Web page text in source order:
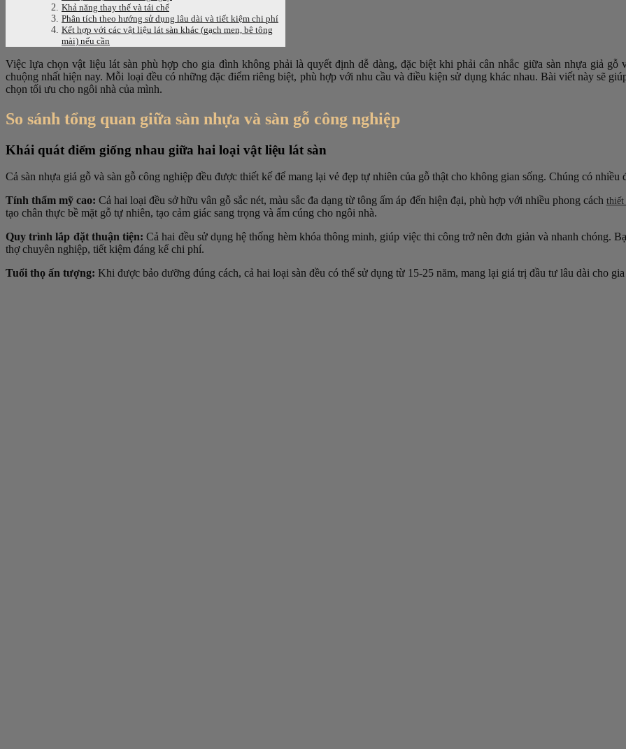
Khả năng thay thế và tái chế
Phân tích theo hướng sử dụng lâu dài và tiết kiệm chi phí
Kết hợp với các vật liệu lát sàn khác (gạch men, bê tông
mài) nếu cần
Việc lựa chọn vật liệu lát sàn phù hợp cho gia đình không phải là quyết định dễ dàng, đặc biệt khi phải cân nhắc giữa sàn nhựa giả
chuộng nhất hiện nay. Mỗi loại đều có những đặc điểm riêng biệt, phù hợp với nhu cầu và điều kiện sử dụng khác nhau. Bài viết này sẽ
chọn tối ưu cho ngôi nhà của mình.
So sánh tổng quan giữa sàn nhựa và sàn gỗ công nghiệp
Khái quát điểm giống nhau giữa hai loại vật liệu lát sàn
Cả sàn nhựa giả gỗ và sàn gỗ công nghiệp đều được thiết kế để mang lại vẻ đẹp tự nhiên của gỗ thật cho không gian sống. Chúng có nhiều
Tính thẩm mỹ cao: Cả hai loại đều sở hữu vân gỗ sắc nét, màu sắc đa dạng từ tông ấm áp đến hiện đại, phù hợp với nhiều phong cách thiết
tạo chân thực bề mặt gỗ tự nhiên, tạo cảm giác sang trọng và ấm cúng cho ngôi nhà.
Quy trình lắp đặt thuận tiện: Cả hai đều sử dụng hệ thống hèm khóa thông minh, giúp việc thi công trở nên đơn giản và nhanh chóng.
thợ chuyên nghiệp, tiết kiệm đáng kể chi phí.
Tuổi thọ ấn tượng: Khi được bảo dưỡng đúng cách, cả hai loại sàn đều có thể sử dụng từ 15-25 năm, mang lại giá trị đầu tư lâu dài cho